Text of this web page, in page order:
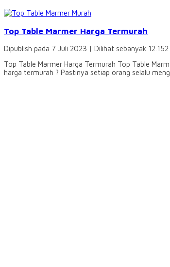
Top Table Marmer Harga Termurah
Dipublish pada 7 Juli 2023 | Dilihat sebanyak
Top Table Marmer Harga Termurah Top Table
harga termurah ? Pastinya setiap orang selalu